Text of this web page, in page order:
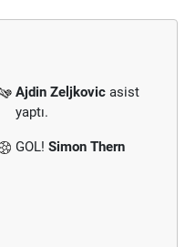
Ajdin Zeljkovic asist
yaptı.
GOL! Simon Thern